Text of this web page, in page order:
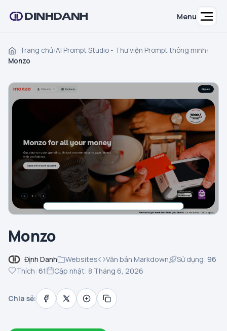
DINHDANH Menu
Trang chủ/AI Prompt Studio - Thư viện Prompt thông minh/
Monzo
Monzo
Định Danh Websites Văn bản Markdown Sử dụng: 96
Thích: 61 Cập nhật: 8 Tháng 6, 2026
Chia sẻ: